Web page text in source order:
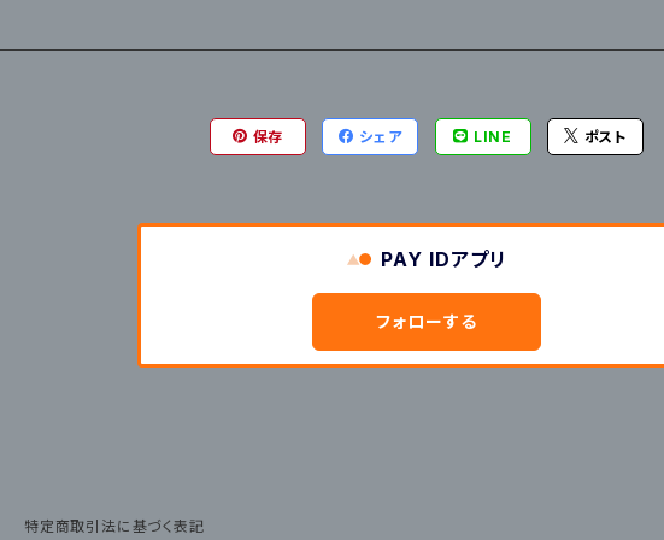
保存 シェア LINE ポスト
PAY IDアプリ
フォローする
特定商取引法に基づく表記